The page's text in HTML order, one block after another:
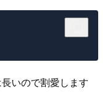
いので割愛します